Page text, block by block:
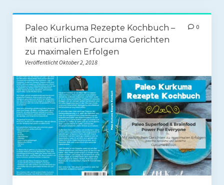
Podcast
English
Einkaufsliste
Paleo-Einkaufsliste.de
Coaching
Shop
Paleo Ziel
Abnehmen mit Paleo
Zunehmen mit Paleo
Paleo Kurkuma Rezepte Kochbuch –
Mit natürlichen Curcuma Gerichten
zu maximalen Erfolgen
Veröffentlicht Oktober 2, 2018
0